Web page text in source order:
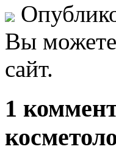
Вы можете
сайт.
1